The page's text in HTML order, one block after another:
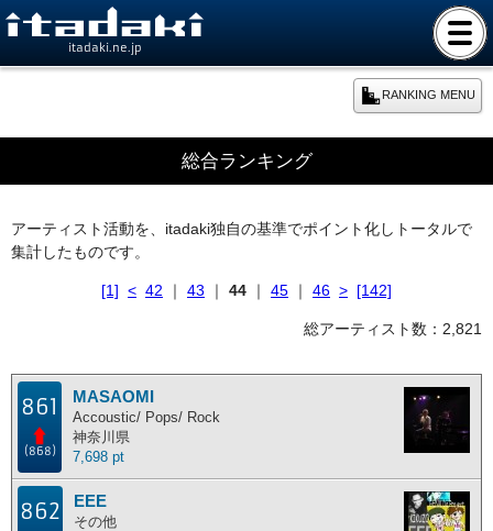
itadaki.ne.jp
RANKING MENU
本日のランキング
年間ランキング
総合ランキング
アーティスト活動を、itadaki独自の基準でポイント化しトータルで
集計したものです。
[1] < 42 ｜ 43 ｜ 44 ｜ 45 ｜ 46 > [142]
総アーティスト数：2,821
861
(868)
MASAOMI
Accoustic/ Pops/ Rock
神奈川県
7,698 pt
862 EEE
その他